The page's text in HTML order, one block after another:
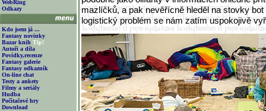
WebRing
Odkazy
Kdo jsem já ...
Fantasy novinky
Bazar knih Tip!
Autoři a díla
Povídky,recenze
Fantasy galerie
Fantasy odkazník
On-line chat
Testy a ankety
Filmy a seriály
Hudba
Počítačové hry
Download
mazlíčků, a pak nevěřícně hleděl na stovky bot
logistický problém se nám zatím uspokojivě